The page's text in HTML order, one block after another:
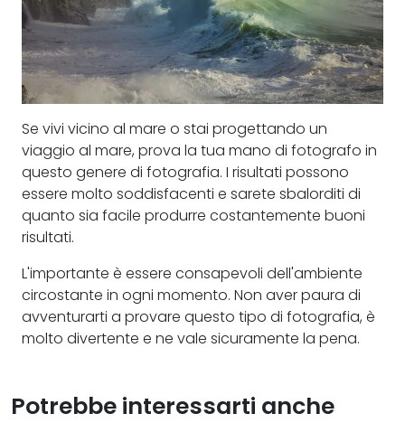
Se vivi vicino al mare o stai progettando un
viaggio al mare, prova la tua mano di fotografo in
questo genere di fotografia. I risultati possono
essere molto soddisfacenti e sarete sbalorditi di
quanto sia facile produrre costantemente buoni
risultati.
L'importante è essere consapevoli dell'ambiente
circostante in ogni momento. Non aver paura di
avventurarti a provare questo tipo di fotografia, è
molto divertente e ne vale sicuramente la pena.
Potrebbe interessarti anche